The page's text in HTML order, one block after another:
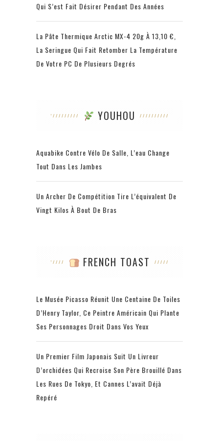
Qui S’est Fait Désirer Pendant Des Années
La Pâte Thermique Arctic MX-4 20g À 13,10 €,
La Seringue Qui Fait Retomber La Température
De Votre PC De Plusieurs Degrés
YOUHOU
Aquabike Contre Vélo De Salle, L’eau Change
Tout Dans Les Jambes
Un Archer De Compétition Tire L’équivalent De
Vingt Kilos À Bout De Bras
FRENCH TOAST
Le Musée Picasso Réunit Une Centaine De Toiles
D’Henry Taylor, Ce Peintre Américain Qui Plante
Ses Personnages Droit Dans Vos Yeux
Un Premier Film Japonais Suit Un Livreur
D’orchidées Qui Recroise Son Père Brouillé Dans
Les Rues De Tokyo, Et Cannes L’avait Déjà
Repéré